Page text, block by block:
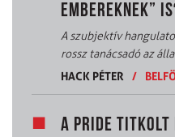
EMBEREKNEK”
A szubjektív
rossz tanácsadó az
HACK PÉTER
/
A PRIDE TITKOLT